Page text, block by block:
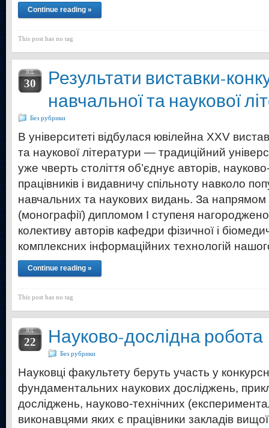
Continue reading »
This post has no tag
JUL
30
Результати виставки-
навчальної та наукової
Без рубрики
В університеті відбулася ювілейна XXV
та наукової літератури — традиційний
уже чверть століття об’єднує авторів,
працівників і видавничу спільноту навколо
навчальних та наукових видань. За напрямом
(монографії) дипломом I ступеня
колективу авторів кафедри фізичної і
комплексних інформаційних технологій
Continue reading »
This post has no tag
JUL
22 Науково-дослідна робота
Без рубрики
Науковці факультету беруть участь у
фундаментальних наукових досліджень,
досліджень, науково-технічних
виконавцями яких є працівники закладів